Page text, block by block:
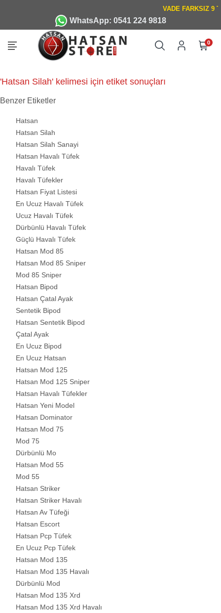
WhatsApp: 0541 224 9818
0
'Hatsan Silah' kelimesi için etiket sonuçları
Benzer Etiketler
Hatsan
Hatsan Silah
Hatsan Silah Sanayi
Hatsan Havalı Tüfek
Havalı Tüfek
Havalı Tüfekler
Hatsan Fiyat Listesi
En Ucuz Havalı Tüfek
Ucuz Havalı Tüfek
Dürbünlü Havalı Tüfek
Güçlü Havalı Tüfek
Hatsan Mod 85
Hatsan Mod 85 Sniper
Mod 85 Sniper
Hatsan Bipod
Hatsan Çatal Ayak
Sentetik Bipod
Hatsan Sentetik Bipod
Çatal Ayak
En Ucuz Bipod
En Ucuz Hatsan
Hatsan Mod 125
Hatsan Mod 125 Sniper
Hatsan Havalı Tüfekler
Hatsan Yeni Model
Hatsan Dominator
Hatsan Mod 75
Mod 75
Dürbünlü Mo
Hatsan Mod 55
Mod 55
Hatsan Striker
Hatsan Striker Havalı
Hatsan Av Tüfeği
Hatsan Escort
Hatsan Pcp Tüfek
En Ucuz Pcp Tüfek
Hatsan Mod 135
Hatsan Mod 135 Havalı
Dürbünlü Mod
Hatsan Mod 135 Xrd
Hatsan Mod 135 Xrd Havalı